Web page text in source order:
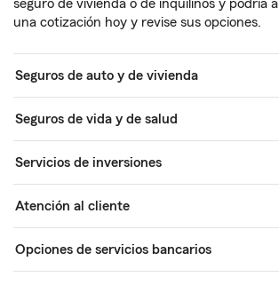
seguro de vivienda o de inquilinos y podría
una cotización hoy y revise sus opciones.
Seguros de auto y de vivienda
Seguros de vida y de salud
Servicios de inversiones
Atención al cliente
Opciones de servicios bancarios